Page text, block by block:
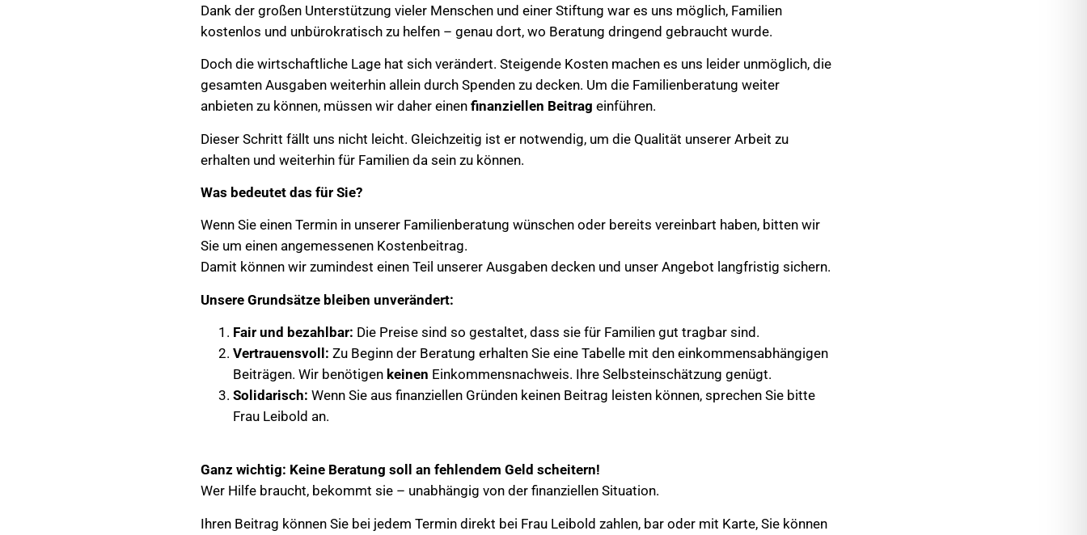
Dank der großen Unterstützung vieler Menschen und einer Stiftung war es uns möglich, Familien
kostenlos und unbürokratisch zu helfen – genau dort, wo Beratung dringend gebraucht wurde.
Doch die wirtschaftliche Lage hat sich verändert. Steigende Kosten machen es uns leider unmöglich, die
gesamten Ausgaben weiterhin allein durch Spenden zu decken. Um die Familienberatung weiter
anbieten zu können, müssen wir daher einen finanziellen Beitrag einführen.
Dieser Schritt fällt uns nicht leicht. Gleichzeitig ist er notwendig, um die Qualität unserer Arbeit zu
erhalten und weiterhin für Familien da sein zu können.
Was bedeutet das für Sie?
Wenn Sie einen Termin in unserer Familienberatung wünschen oder bereits vereinbart haben, bitten wir
Sie um einen angemessenen Kostenbeitrag.
Damit können wir zumindest einen Teil unserer Ausgaben decken und unser Angebot langfristig sichern.
Unsere Grundsätze bleiben unverändert:
Fair und bezahlbar: Die Preise sind so gestaltet, dass sie für Familien gut tragbar sind.
Vertrauensvoll: Zu Beginn der Beratung erhalten Sie eine Tabelle mit den einkommensabhängigen
Beiträgen. Wir benötigen keinen Einkommensnachweis. Ihre Selbsteinschätzung genügt.
Solidarisch: Wenn Sie aus finanziellen Gründen keinen Beitrag leisten können, sprechen Sie bitte
Frau Leibold an.
Ganz wichtig: Keine Beratung soll an fehlendem Geld scheitern!
Wer Hilfe braucht, bekommt sie – unabhängig von der finanziellen Situation.
Ihren Beitrag können Sie bei jedem Termin direkt bei Frau Leibold zahlen, bar oder mit Karte, Sie können